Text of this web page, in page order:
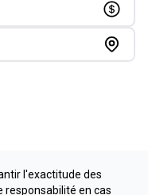
l'exactitude des
en cas